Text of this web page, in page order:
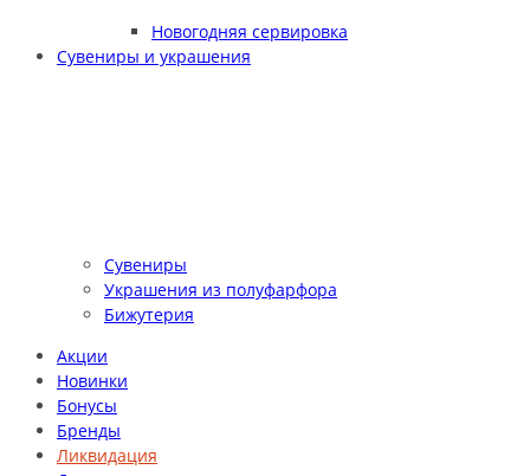
Новогодняя сервировка
Сувениры и украшения
Сувениры
Украшения из полуфарфора
Бижутерия
Акции
Новинки
Бонусы
Бренды
Ликвидация